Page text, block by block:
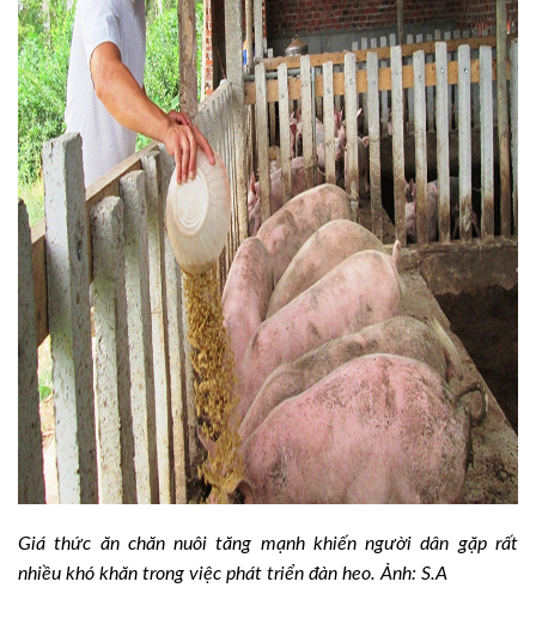
Giá thức ăn chăn nuôi tăng mạnh khiến người dân gặp rất
nhiều khó khăn trong việc phát triển đàn heo. Ảnh: S.A